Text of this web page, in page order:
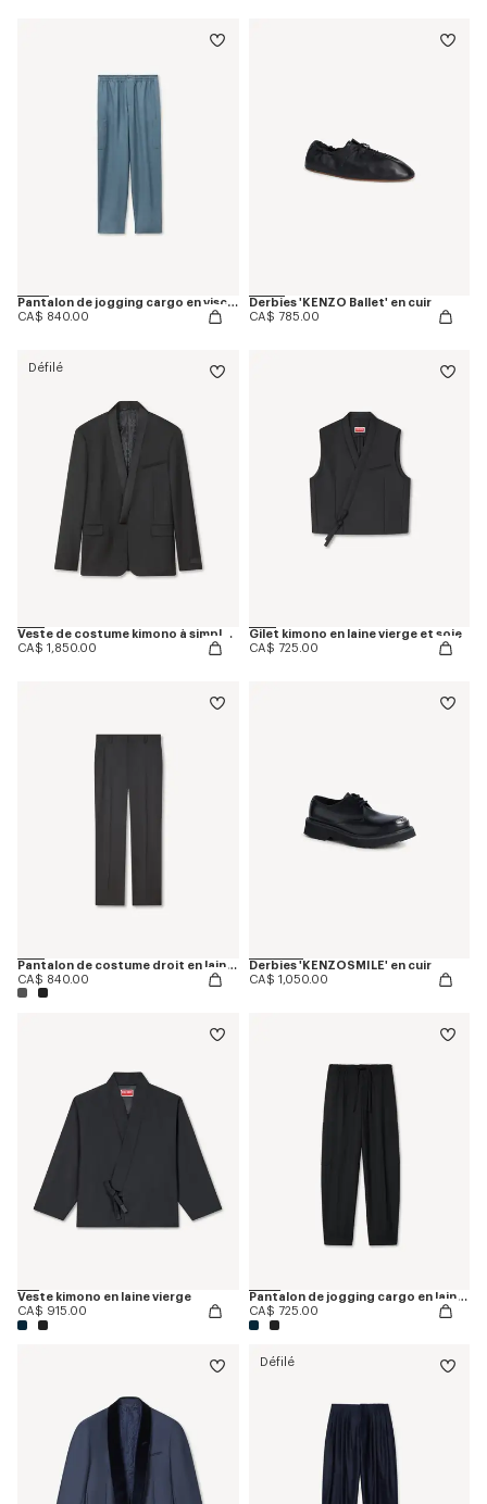
Pantalon de jogging cargo en viscose et laine
CA$ 840.00
Derbies 'KENZO Ballet' en cuir
CA$ 785.00
Défilé
Veste de costume kimono à simple boutonnage en laine vierge
CA$ 1,850.00
Gilet kimono en laine vierge et soie
CA$ 725.00
Pantalon de costume droit en laine vierge
CA$ 840.00
Derbies 'KENZOSMILE' en cuir
CA$ 1,050.00
Veste kimono en laine vierge
CA$ 915.00
Pantalon de jogging cargo en laine vierge
CA$ 725.00
Défilé